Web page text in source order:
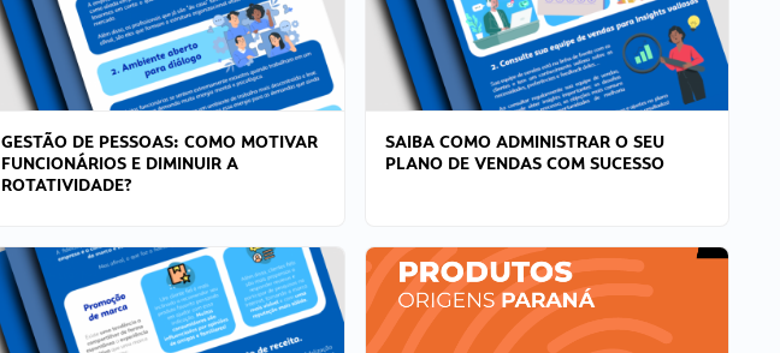
GESTÃO DE PESSOAS: COMO MOTIVAR
FUNCIONÁRIOS E DIMINUIR A
ROTATIVIDADE?
SAIBA COMO ADMINISTRAR O SEU
PLANO DE VENDAS COM SUCESSO